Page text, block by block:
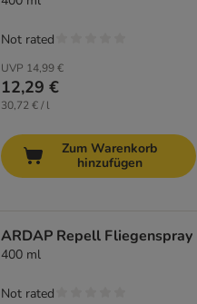
UVP 14,99 €
12,29 €
30,72 € / l
Not rated
Zum Warenkorb
hinzufügen
ARDAP Repell Fliegenspray
400 ml
Not rated